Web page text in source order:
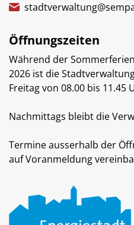
Öffnungszeiten
Während der
2026 ist die
Freitag von 08.00 bis 11.45
Nachmittags bleibt die
Termine ausserhalb der
auf Voranmeldung